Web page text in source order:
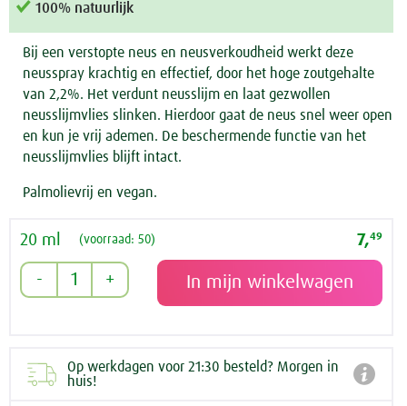
100% natuurlijk
Bij een verstopte neus en neusverkoudheid werkt deze
neusspray krachtig en effectief, door het hoge zoutgehalte
van 2,2%. Het verdunt neusslijm en laat gezwollen
neusslijmvlies slinken. Hierdoor gaat de neus snel weer open
en kun je vrij ademen. De beschermende functie van het
neusslijmvlies blijft intact.
Palmolievrij en vegan.
20 ml (voorraad: 50) 7,49
Op werkdagen voor 21:30 besteld? Morgen in
huis!
